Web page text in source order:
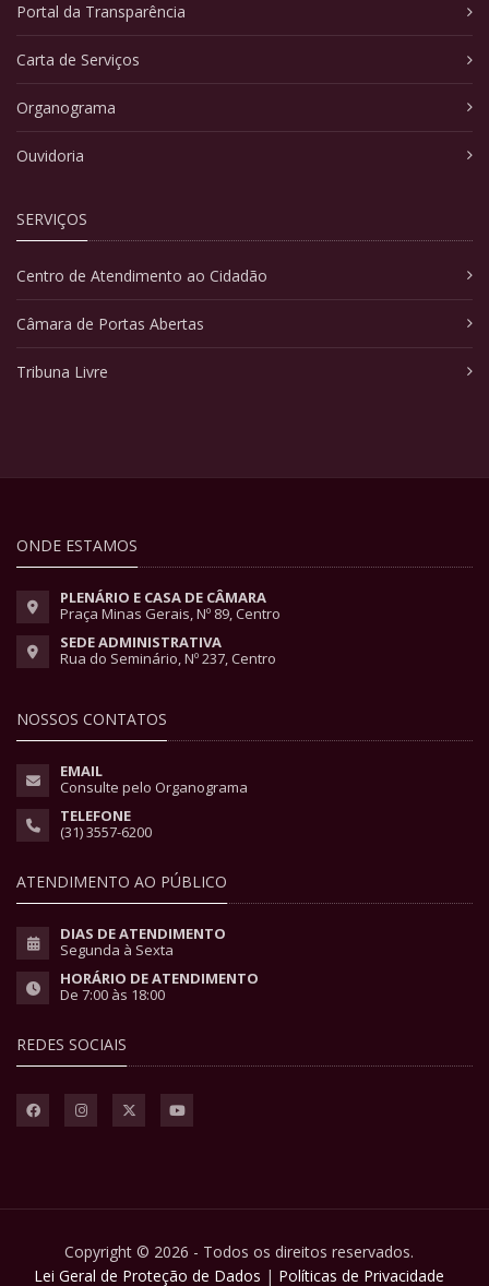
Portal da Transparência
Carta de Serviços
Organograma
Ouvidoria
SERVIÇOS
Centro de Atendimento ao Cidadão
Câmara de Portas Abertas
Tribuna Livre
ONDE ESTAMOS
PLENÁRIO E CASA DE CÂMARA
Praça Minas Gerais, Nº 89, Centro
SEDE ADMINISTRATIVA
Rua do Seminário, Nº 237, Centro
NOSSOS CONTATOS
EMAIL
Consulte pelo Organograma
TELEFONE
(31) 3557-6200
ATENDIMENTO AO PÚBLICO
DIAS DE ATENDIMENTO
Segunda à Sexta
HORÁRIO DE ATENDIMENTO
De 7:00 às 18:00
REDES SOCIAIS
Copyright © 2026 - Todos os direitos reservados.
Lei Geral de Proteção de Dados | Políticas de Privacidade